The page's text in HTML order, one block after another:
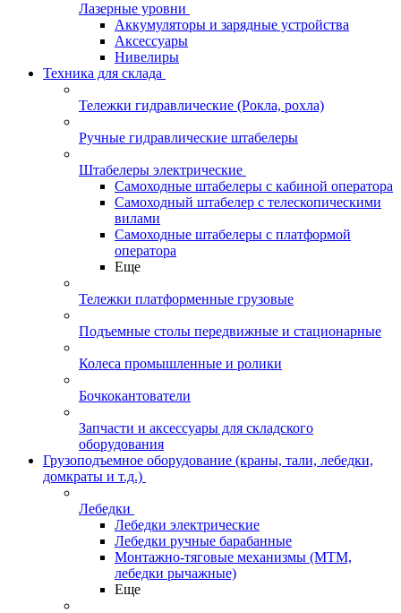
Лазерные уровни
Аккумуляторы и зарядные устройства
Аксессуары
Нивелиры
Техника для склада
Тележки гидравлические (Рокла, рохла)
Ручные гидравлические штабелеры
Штабелеры электрические
Самоходные штабелеры с кабиной оператора
Самоходный штабелер с телескопическими
вилами
Самоходные штабелеры с платформой
оператора
Еще
Тележки платформенные грузовые
Подъемные столы передвижные и стационарные
Колеса промышленные и ролики
Бочкокантователи
Запчасти и аксессуары для складского
оборудования
Грузоподъемное оборудование (краны, тали, лебедки,
домкраты и т.д.)
Лебедки
Лебедки электрические
Лебедки ручные барабанные
Монтажно-тяговые механизмы (МТМ,
лебедки рычажные)
Еще